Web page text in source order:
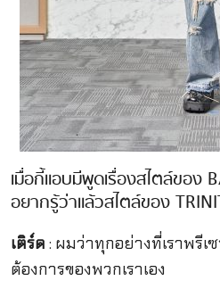
เมื่อกี้แอบมีพูดเรื่องสไตล์ของ
อยากรู้ว่าแล้วสไตล์ของ
เติร์ด : ผมว่าทุกอย่างที่เราพรี
ต้องการของพวกเราเอง